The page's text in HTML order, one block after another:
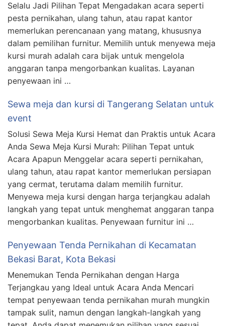
Selalu Jadi Pilihan Tepat Mengadakan acara seperti
pesta pernikahan, ulang tahun, atau rapat kantor
memerlukan perencanaan yang matang, khususnya
dalam pemilihan furnitur. Memilih untuk menyewa meja
kursi murah adalah cara bijak untuk mengelola
anggaran tanpa mengorbankan kualitas. Layanan
penyewaan ini …
Sewa meja dan kursi di Tangerang Selatan untuk
event
Solusi Sewa Meja Kursi Hemat dan Praktis untuk Acara
Anda Sewa Meja Kursi Murah: Pilihan Tepat untuk
Acara Apapun Menggelar acara seperti pernikahan,
ulang tahun, atau rapat kantor memerlukan persiapan
yang cermat, terutama dalam memilih furnitur.
Menyewa meja kursi dengan harga terjangkau adalah
langkah yang tepat untuk menghemat anggaran tanpa
mengorbankan kualitas. Penyewaan furnitur ini …
Penyewaan Tenda Pernikahan di Kecamatan
Bekasi Barat, Kota Bekasi
Menemukan Tenda Pernikahan dengan Harga
Terjangkau yang Ideal untuk Acara Anda Mencari
tempat penyewaan tenda pernikahan murah mungkin
tampak sulit, namun dengan langkah-langkah yang